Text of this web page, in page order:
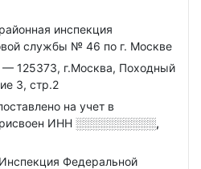
инспекция
службы № 46 по г. Москве
— 125373, г.Москва, Походный
3, стр.2
на учет в
ИНН ░░░░░░░░░░,
Федеральной